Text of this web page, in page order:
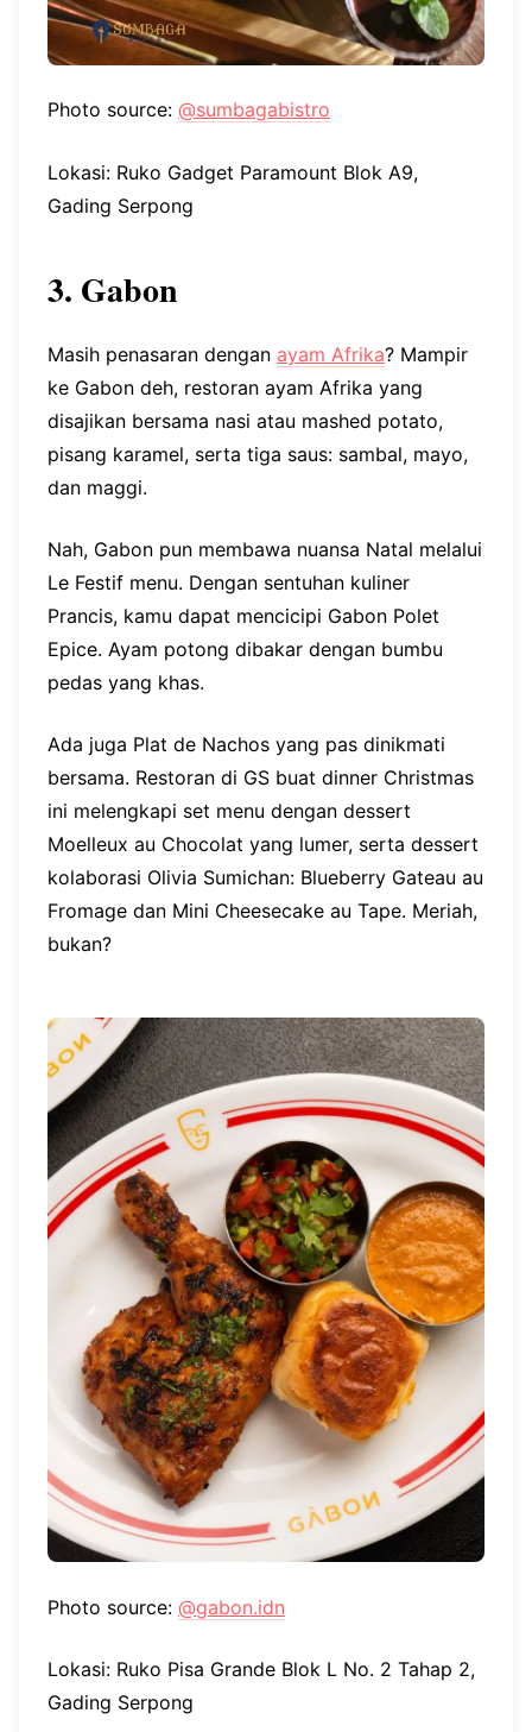
Photo source: @sumbagabistro
Lokasi: Ruko Gadget Paramount Blok A9,
Gading Serpong
3. Gabon
Masih penasaran dengan ayam Afrika? Mampir
ke Gabon deh, restoran ayam Afrika yang
disajikan bersama nasi atau mashed potato,
pisang karamel, serta tiga saus: sambal, mayo,
dan maggi.
Nah, Gabon pun membawa nuansa Natal melalui
Le Festif menu. Dengan sentuhan kuliner
Prancis, kamu dapat mencicipi Gabon Polet
Epice. Ayam potong dibakar dengan bumbu
pedas yang khas.
Ada juga Plat de Nachos yang pas dinikmati
bersama. Restoran di GS buat dinner Christmas
ini melengkapi set menu dengan dessert
Moelleux au Chocolat yang lumer, serta dessert
kolaborasi Olivia Sumichan: Blueberry Gateau au
Fromage dan Mini Cheesecake au Tape. Meriah,
bukan?
Photo source: @gabon.idn
Lokasi: Ruko Pisa Grande Blok L No. 2 Tahap 2,
Gading Serpong